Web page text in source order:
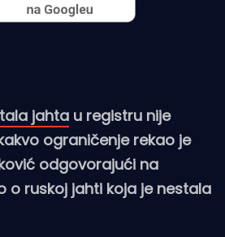
jahta u registru nije
ograničenje rekao je
odgovorajući na
o ruskoj jahti koja je nestala